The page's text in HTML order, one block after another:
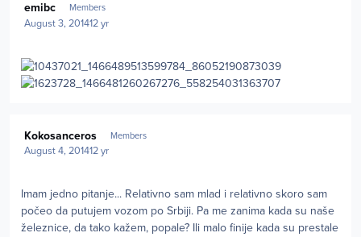
emibc Members
August 3, 201412 yr
Kokosanceros Members
August 4, 201412 yr
Imam jedno pitanje... Relativno sam mlad i relativno skoro sam
počeo da putujem vozom po Srbiji. Pa me zanima kada su naše
železnice, da tako kažem, popale? Ili malo finije kada su prestale